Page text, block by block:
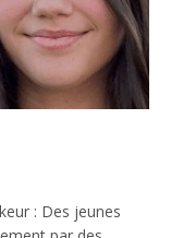
: Des jeunes